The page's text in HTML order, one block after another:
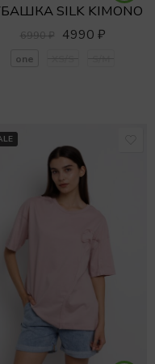
SILK KIMONO
6990₽ 4990 ₽
one